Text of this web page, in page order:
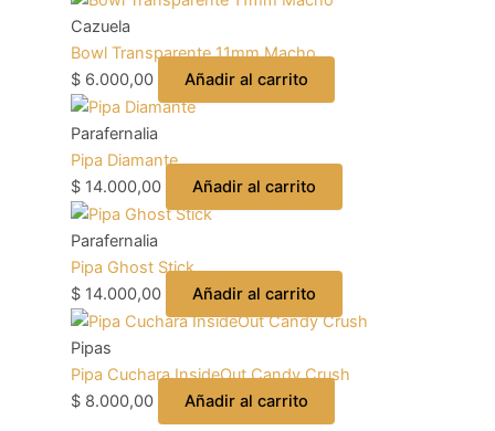
Cazuela
Bowl Transparente 11mm Macho
$6.000,00 Añadir al carrito
Parafernalia
Pipa Diamante
$14.000,00 Añadir al carrito
Parafernalia
Pipa Ghost Stick
$14.000,00 Añadir al carrito
Pipas
Pipa Cuchara InsideOut Candy Crush
$8.000,00 Añadir al carrito